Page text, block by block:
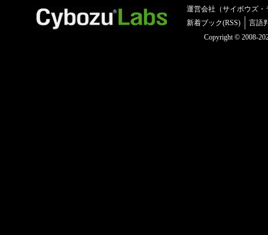
運営会社（サイボウズ・
新着ブック(RSS)
言語
Copyright © 2008-